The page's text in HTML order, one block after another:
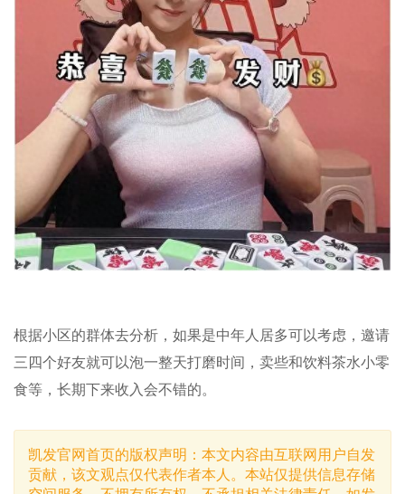
根据小区的群体去分析，如果是中年人居多可以考虑，邀请
三四个好友就可以泡一整天打磨时间，卖些和饮料茶水小零
食等，长期下来收入会不错的。
凯发官网首页的版权声明：本文内容由互联网用户自发
贡献，该文观点仅代表作者本人。本站仅提供信息存储